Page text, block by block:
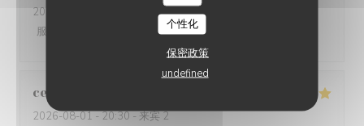
个性化
保密政策
undefined
2026-08-03
- 12:30 - 来宾 5
服务
:4/5 质价比
celine
2026-08-01- 20:30 - 来宾 2